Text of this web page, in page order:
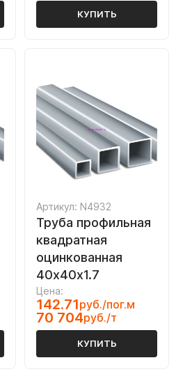
КУПИТЬ
Артикул: N4932
Труба профильная
квадратная
оцинкованная
40х40х1.7
Цена:
142.71руб./пог.м
70 704руб./т
КУПИТЬ